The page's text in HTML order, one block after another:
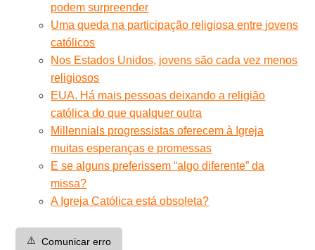
podem surpreender
Uma queda na participação religiosa entre jovens
católicos
Nos Estados Unidos, jovens são cada vez menos
religiosos
EUA. Há mais pessoas deixando a religião
católica do que qualquer outra
Millennials progressistas oferecem à Igreja
muitas esperanças e promessas
E se alguns preferissem “algo diferente” da
missa?
A Igreja Católica está obsoleta?
⚠️ Comunicar erro